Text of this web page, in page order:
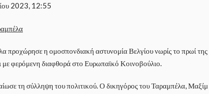
2023, 12:55
η ομοσπονδιακή αστυνομία Βελγίου νωρίς το πρωί της
με φερόμενη διαφθορά στο Ευρωπαϊκό Κοινοβούλιο.
τη σύλληψη του πολιτικού. Ο δικηγόρος του Ταραμπέλα, Μαξίμ